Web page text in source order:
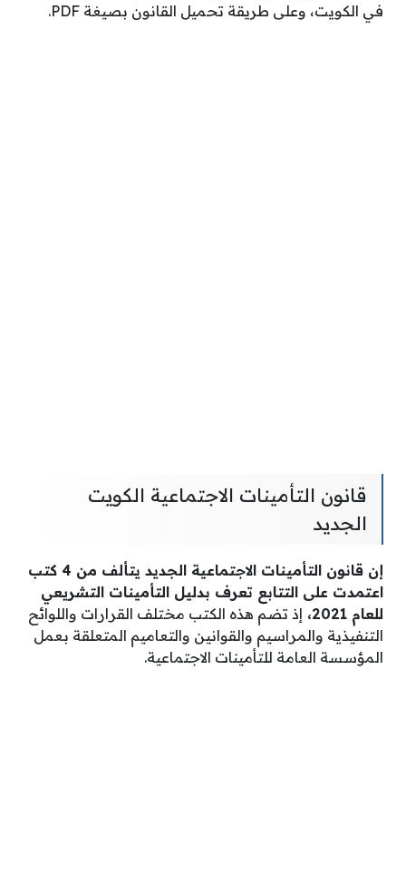
في الكويت، وعلى طريقة تحميل القانون بصيغة PDF.
قانون التأمينات الاجتماعية الكويت
الجديد
إن قانون التأمينات الاجتماعية الجديد يتألف من 4 كتب
اعتمدت على التتابع تعرف بدليل التأمينات التشريعي
للعام 2021،
إذ تضم هذه الكتب مختلف القرارات واللوائح
التنفيذية والمراسيم والقوانين والتعاميم المتعلقة بعمل
المؤسسة العامة للتأمينات الاجتماعية.